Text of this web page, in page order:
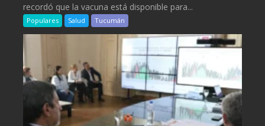
recordó que la vacuna está disponible para...
Populares Salud Tucumán